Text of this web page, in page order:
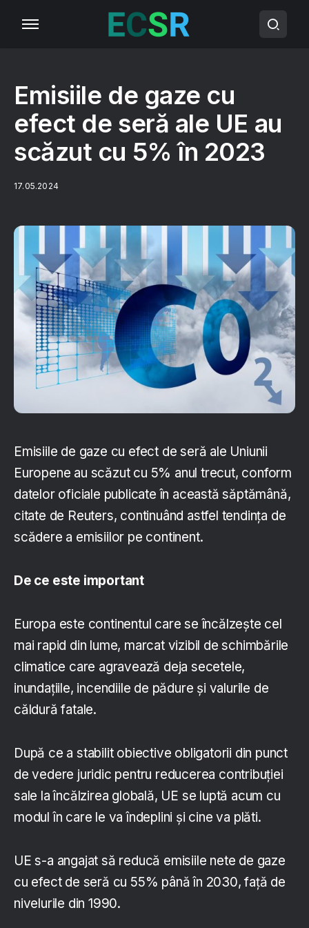
Emisiile de gaze cu
efect de seră ale UE au
scăzut cu 5% în 2023
17.05.2024
Emisiile de gaze cu efect de seră ale Uniunii
Europene au scăzut cu 5% anul trecut, conform
datelor oficiale publicate în această săptămână,
citate de Reuters, continuând astfel tendința de
scădere a emisiilor pe continent.
De ce este important
Europa este continentul care se încălzește cel
mai rapid din lume, marcat vizibil de schimbările
climatice care agravează deja secetele,
inundațiile, incendiile de pădure și valurile de
căldură fatale.
După ce a stabilit obiective obligatorii din punct
de vedere juridic pentru reducerea contribuției
sale la încălzirea globală, UE se luptă acum cu
modul în care le va îndeplini și cine va plăti.
UE s-a angajat să reducă emisiile nete de gaze
cu efect de seră cu 55% până în 2030, față de
nivelurile din 1990.